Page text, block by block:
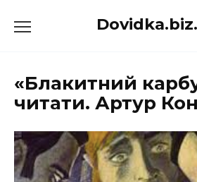
до
«Блакитний
читати. Артур